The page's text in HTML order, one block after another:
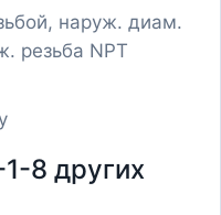
наруж. диам.
резьба NPT
8 других